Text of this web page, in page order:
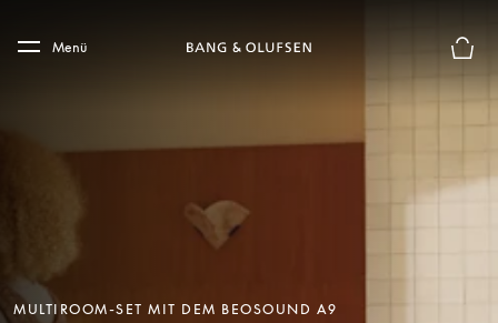
Skip to main footer
Menü
Die
MULTIROOM-SET MIT DEM BEOSOUND A9